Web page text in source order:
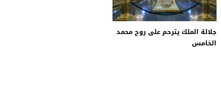
جلالة الملك يترحم على روح محمد
الخامس